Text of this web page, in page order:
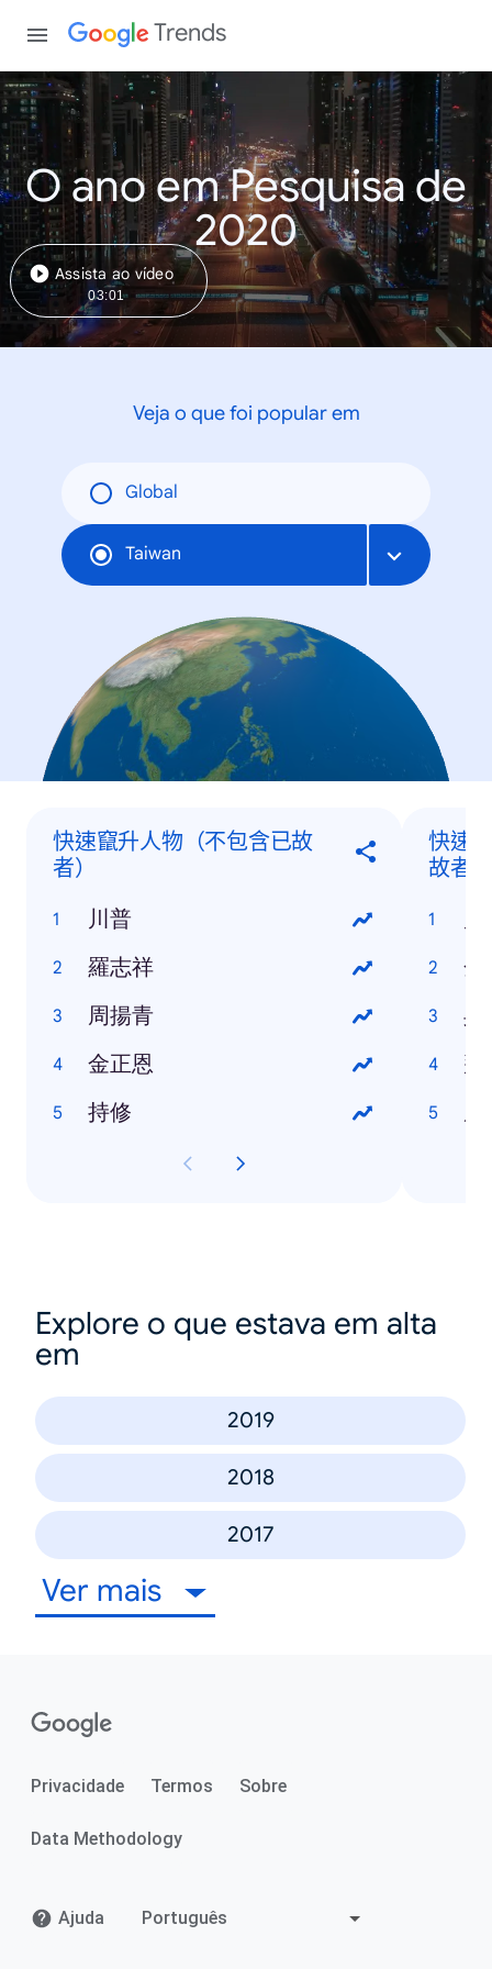
Trends
O ano em Pesquisa de
2020
Assista ao vídeo
03:01
Veja o que foi popular em
Global
Taiwan
快速竄升人物（不包含已故
者）
川普
羅志祥
周揚青
金正恩
持修
快速
故者
金
吳
拜
Explore o que estava em alta
em
2019
2018
2017
Ver mais
Privacidade Termos Sobre
Data Methodology
Ajuda